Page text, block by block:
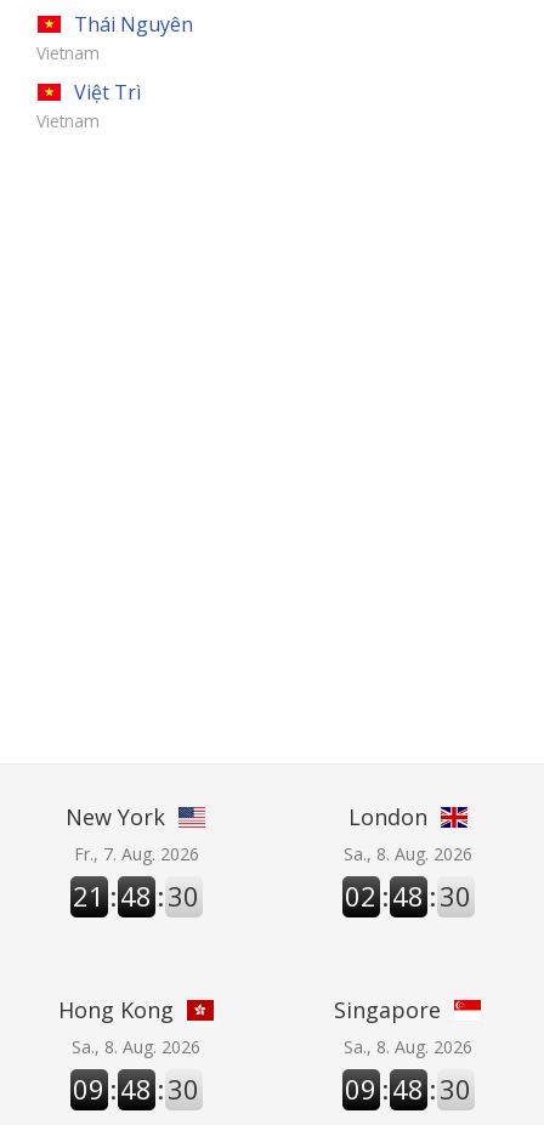
Thái Nguyên
Vietnam
Việt Trì
Vietnam
New York
Fr., 7. Aug. 2026
21 :48 :30
London
Sa., 8. Aug. 2026
02 :48 :30
Hong Kong
Sa., 8. Aug. 2026
09 :48 :30
Singapore
Sa., 8. Aug. 2026
09 :48 :30